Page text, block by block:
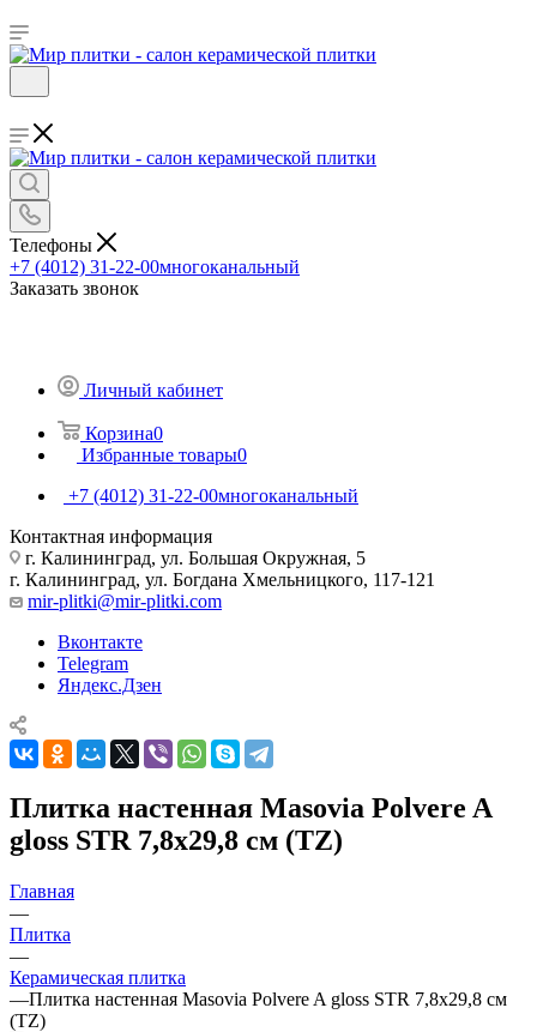
Телефоны
+7 (4012) 31-22-00многоканальный
Заказать звонок
Личный кабинет
Корзина0
Избранные товары0
+7 (4012) 31-22-00многоканальный
Контактная информация
г. Калининград, ул. Большая Окружная, 5
г. Калининград, ул. Богдана Хмельницкого, 117-121
mir-plitki@mir-plitki.com
Вконтакте
Telegram
Яндекс.Дзен
Плитка настенная Masovia Polvere A
gloss STR 7,8x29,8 см (TZ)
Главная
—
Плитка
—
Керамическая плитка
—Плитка настенная Masovia Polvere A gloss STR 7,8x29,8 см
(TZ)